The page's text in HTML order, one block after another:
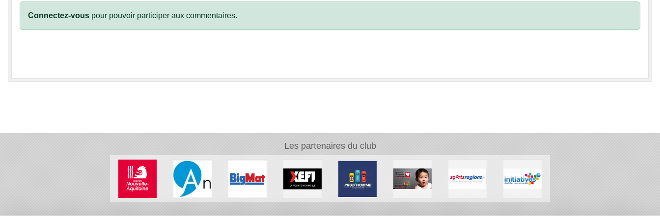
Connectez-vous pour pouvoir participer aux commentaires.
Les partenaires du club